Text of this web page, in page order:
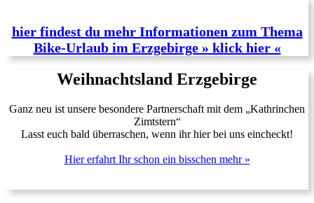
hier findest du mehr Informationen zum Thema
Bike-Urlaub im Erzgebirge » klick hier «
Weihnachtsland Erzgebirge
Ganz neu ist unsere besondere Partnerschaft mit dem „Kathrinchen
Zimtstern“
Lasst euch bald überraschen, wenn ihr hier bei uns eincheckt!
Hier erfahrt Ihr schon ein bisschen mehr »